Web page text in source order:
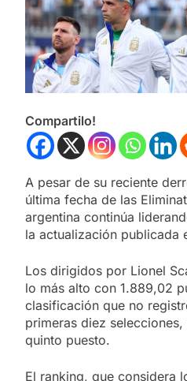
Compartilo!
A pesar de su reciente
última fecha de las
argentina continúa
la actualización publicada
Los dirigidos por Lionel
lo más alto con 1.889,02
clasificación que no
primeras diez
quinto puesto.
El ranking, que considera